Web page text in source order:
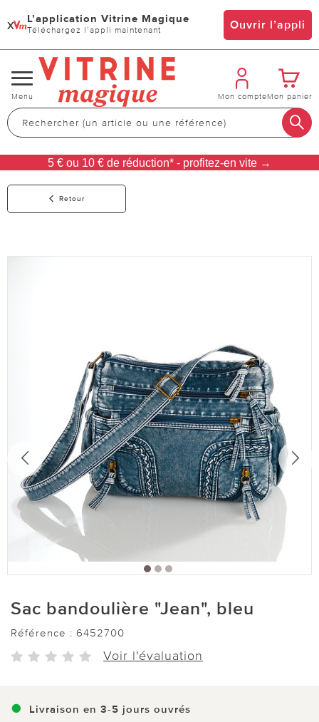
x L’application Vitrine Magique
Téléchargez l’appli maintenant Ouvrir l’appli
Changer
de
navigation
Menu Mon compteMon panier
5 € ou 10 € de réduction* - profitez-en vite →
Retour
Sac bandoulière "Jean", bleu
Référence : 6452700
Voir l'évaluation
Livraison en 3-5 jours ouvrés